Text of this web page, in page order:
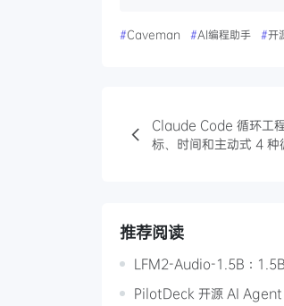
#Caveman #AI编程助手 #开
Claude Code 循环工
标、时间和主动式 4 种
推荐阅读
LFM2-Audio-1.5B：1.5B
PilotDeck 开源 AI Agent